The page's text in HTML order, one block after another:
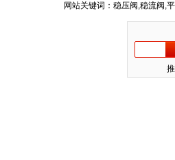
网站关键词：稳压阀,稳流阀,